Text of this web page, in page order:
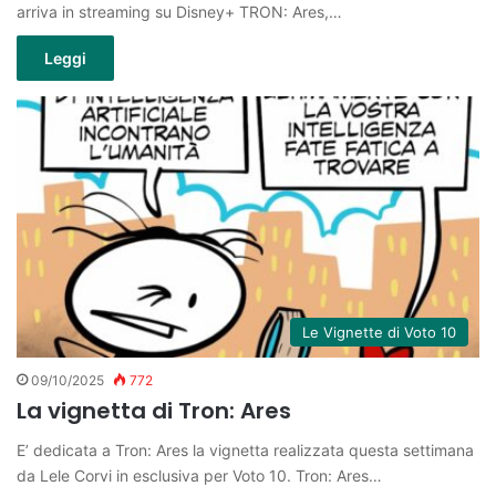
arriva in streaming su Disney+ TRON: Ares,…
Leggi
Le Vignette di Voto 10
09/10/2025 772
La vignetta di Tron: Ares
E’ dedicata a Tron: Ares la vignetta realizzata questa settimana
da Lele Corvi in esclusiva per Voto 10. Tron: Ares…